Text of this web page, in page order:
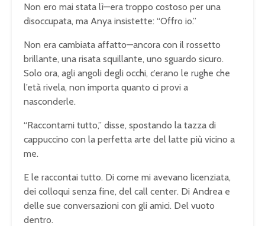
Non ero mai stata lì—era troppo costoso per una
disoccupata, ma Anya insistette: “Offro io.”
Non era cambiata affatto—ancora con il rossetto
brillante, una risata squillante, uno sguardo sicuro.
Solo ora, agli angoli degli occhi, c’erano le rughe che
l’età rivela, non importa quanto ci provi a
nasconderle.
“Raccontami tutto,” disse, spostando la tazza di
cappuccino con la perfetta arte del latte più vicino a
me.
E le raccontai tutto. Di come mi avevano licenziata,
dei colloqui senza fine, del call center. Di Andrea e
delle sue conversazioni con gli amici. Del vuoto
dentro.